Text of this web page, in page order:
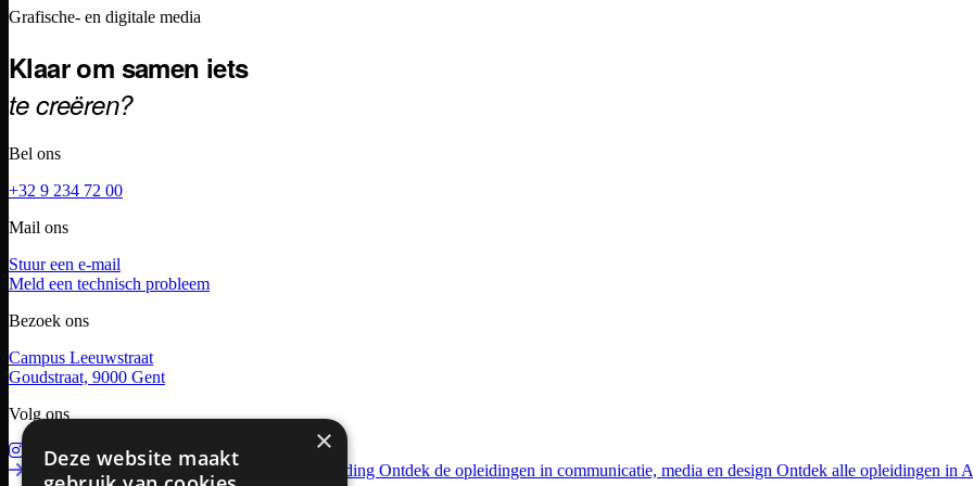
Footer
Grafische- en digitale media
Klaar om samen iets
te creëren?
Bel ons
+32 9 234 72 00
Mail ons
Stuur een e-mail
Meld een technisch probleem
Bezoek ons
Campus Leeuwstraat
Goudstraat, 9000 Gent
Volg ons
Instagram
Facebook
LinkedIn
Schrijf me in!Meer informatie over deze opleiding Ontdek de opleidingen in communicatie, media en design Ontdek alle opleidingen in
×
Deze website maakt